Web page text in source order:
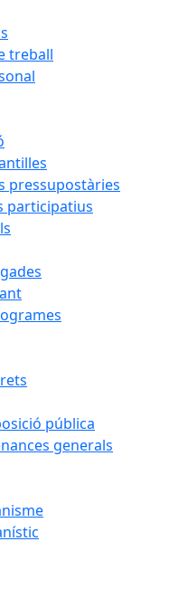
treball
pressupostàries
participatius
pública
generals